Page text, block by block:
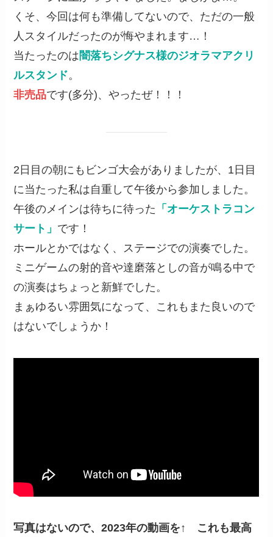
くそ、今回は何も準備してないので、ただの一般
人スタイルだったのが悔やまれます…！
当たったのは闇落ちシグナス様のジオラマアクリ
ルスタンド。
非売品です(多分)、やったぜ！！！
2日目の朝にもビンゴ大会がありましたが、1日目
に当たった私は自重して午後から参加しました。
午後のメインは待ちに待った 「オーケストラコン
サート」 です！
ホールとかではなく、ステージでの演奏でした。
ミニゲームの射的音や達磨落としの音が鳴る中で
の演奏はちょっと新鮮でした。
まぁゆるい雰囲気になって、これもまた良いので
はないでしょうか！
写真はないので、2023年の動画を↑ これも最高